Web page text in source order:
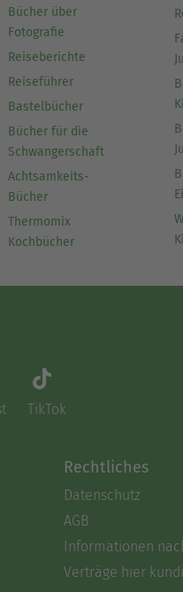
Bücher über
Fotografie
Reiseberichte
Reiseführer
Bastelbücher
Bücher für die
Schwangerschaft
Achtsamkeits-
Bücher
Thermomix
Kochbücher
TikTok
Rechtliches
Datenschutz
AGB
Informationen
Verträge hier